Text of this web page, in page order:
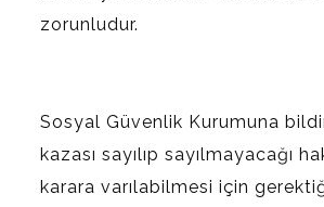
zorunludur.
Sosyal Güvenlik Kurumuna
kazası sayılıp sayılmayacağı
karara varılabilmesi için